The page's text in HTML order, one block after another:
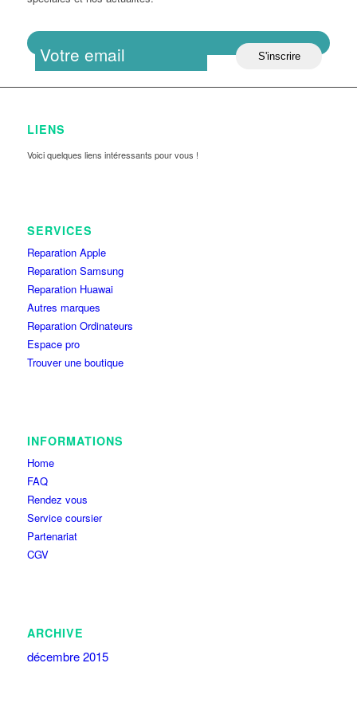
LIENS
Voici quelques liens intéressants pour vous !
SERVICES
Reparation Apple
Reparation Samsung
Reparation Huawai
Autres marques
Reparation Ordinateurs
Espace pro
Trouver une boutique
INFORMATIONS
Home
FAQ
Rendez vous
Service coursier
Partenariat
CGV
ARCHIVE
décembre 2015